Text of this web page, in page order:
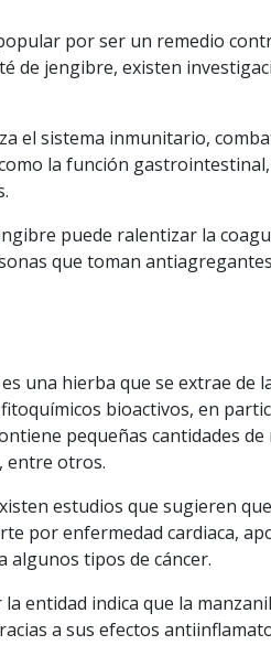
por ser un remedio
de jengibre, existen
el sistema inmunitario,
la función
puede ralentizar la
que toman
una hierba que se extrae de
bioactivos, en
pequeñas cantidades
entre otros.
estudios que sugieren
por enfermedad cardiaca,
tipos de cáncer.
entidad indica que la
a sus efectos